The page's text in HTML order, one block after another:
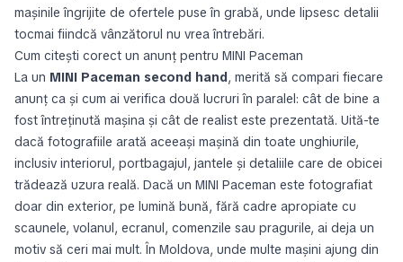
mașinile îngrijite de ofertele puse în grabă, unde lipsesc detalii
tocmai fiindcă vânzătorul nu vrea întrebări.
Cum citești corect un anunț pentru MINI Paceman
La un MINI Paceman second hand, merită să compari fiecare
anunț ca și cum ai verifica două lucruri în paralel: cât de bine a
fost întreținută mașina și cât de realist este prezentată. Uită-te
dacă fotografiile arată aceeași mașină din toate unghiurile,
inclusiv interiorul, portbagajul, jantele și detaliile care de obicei
trădează uzura reală. Dacă un MINI Paceman este fotografiat
doar din exterior, pe lumină bună, fără cadre apropiate cu
scaunele, volanul, ecranul, comenzile sau pragurile, ai deja un
motiv să ceri mai mult. În Moldova, unde multe mașini ajung din